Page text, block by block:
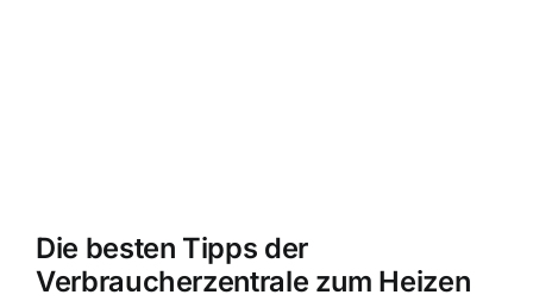
Die besten Tipps der
Verbraucherzentrale zum Heizen